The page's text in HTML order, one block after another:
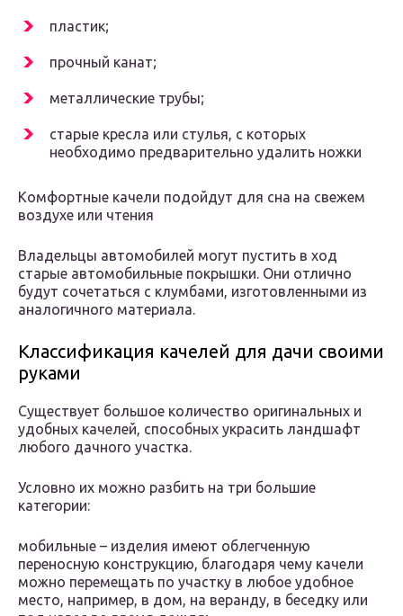
пластик;
прочный канат;
металлические трубы;
старые кресла или стулья, с которых
необходимо предварительно удалить ножки
Комфортные качели подойдут для сна на свежем
воздухе или чтения
Владельцы автомобилей могут пустить в ход
старые автомобильные покрышки. Они отлично
будут сочетаться с клумбами, изготовленными из
аналогичного материала.
Классификация качелей для дачи своими
руками
Существует большое количество оригинальных и
удобных качелей, способных украсить ландшафт
любого дачного участка.
Условно их можно разбить на три большие
категории:
мобильные – изделия имеют облегченную
переносную конструкцию, благодаря чему качели
можно перемещать по участку в любое удобное
место, например, в дом, на веранду, в беседку или